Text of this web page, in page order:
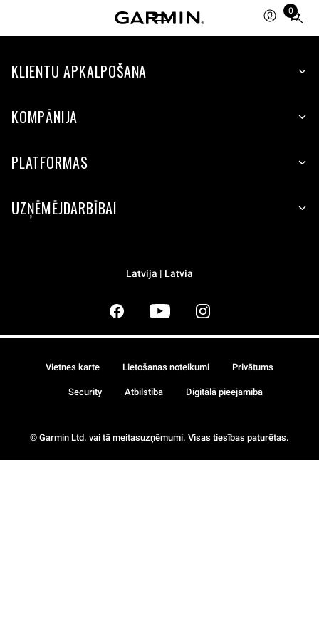
0
Total
items
cart:
KLIENTU APKALPOŠANA
KOMPĀNIJA
PLATFORMAS
UZŅĒMĒJDARBĪBAI
Latvija | Latvia
© Garmin Ltd. vai tā meitasuzņēmumi. Visas tiesības paturētas.
Vietnes karte Lietošanas noteikumi Privātums
Security Atbilstība Digitālā pieejamība